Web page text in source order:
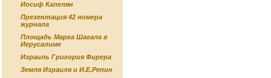
Иосиф Капелян
Презентация 42 номера
журнала
Площадь Марка Шагала в
Иерусалиме
Израиль Григория Фирера
Земля Израиля и И.Е.Репин